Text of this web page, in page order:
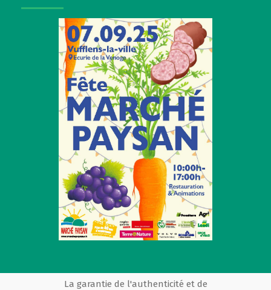
La garantie de l'authenticité et de